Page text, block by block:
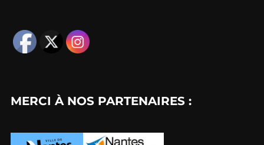
MERCI À NOS PARTENAIRES :